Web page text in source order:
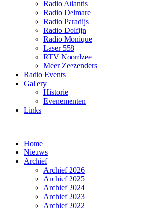
Radio Atlantis
Radio Delmare
Radio Paradijs
Radio Dolfijn
Radio Monique
Laser 558
RTV Noordzee
Meer Zeezenders
Radio Events
Gallery
Historie
Evenementen
Links
Home
Nieuws
Archief
Archief 2026
Archief 2025
Archief 2024
Archief 2023
Archief 2022